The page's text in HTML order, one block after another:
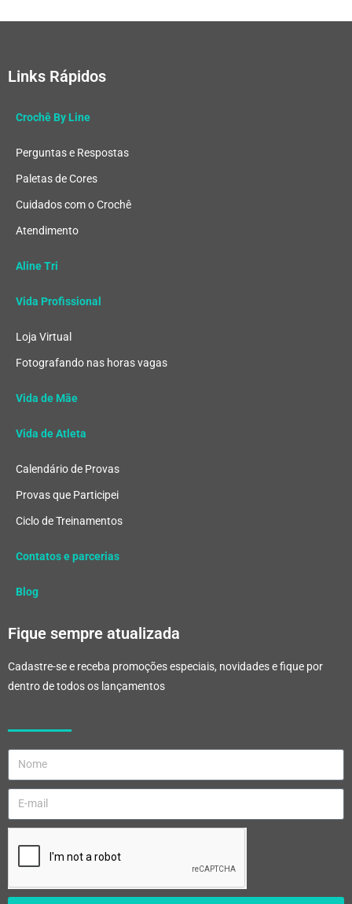
Links Rápidos
Crochê By Line
Perguntas e Respostas
Paletas de Cores
Cuidados com o Crochê
Atendimento
Aline Tri
Vida Profissional
Loja Virtual
Fotografando nas horas vagas
Vida de Mãe
Vida de Atleta
Calendário de Provas
Provas que Participei
Ciclo de Treinamentos
Contatos e parcerias
Blog
Fique sempre atualizada
Cadastre-se e receba promoções especiais, novidades e fique por
dentro de todos os lançamentos